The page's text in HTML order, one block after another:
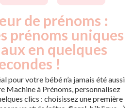
de prénoms :
prénoms uniques
en quelques
!
pour votre bébé n’a jamais été aussi
Machine à Prénoms, personnalisez
clics : choisissez une première